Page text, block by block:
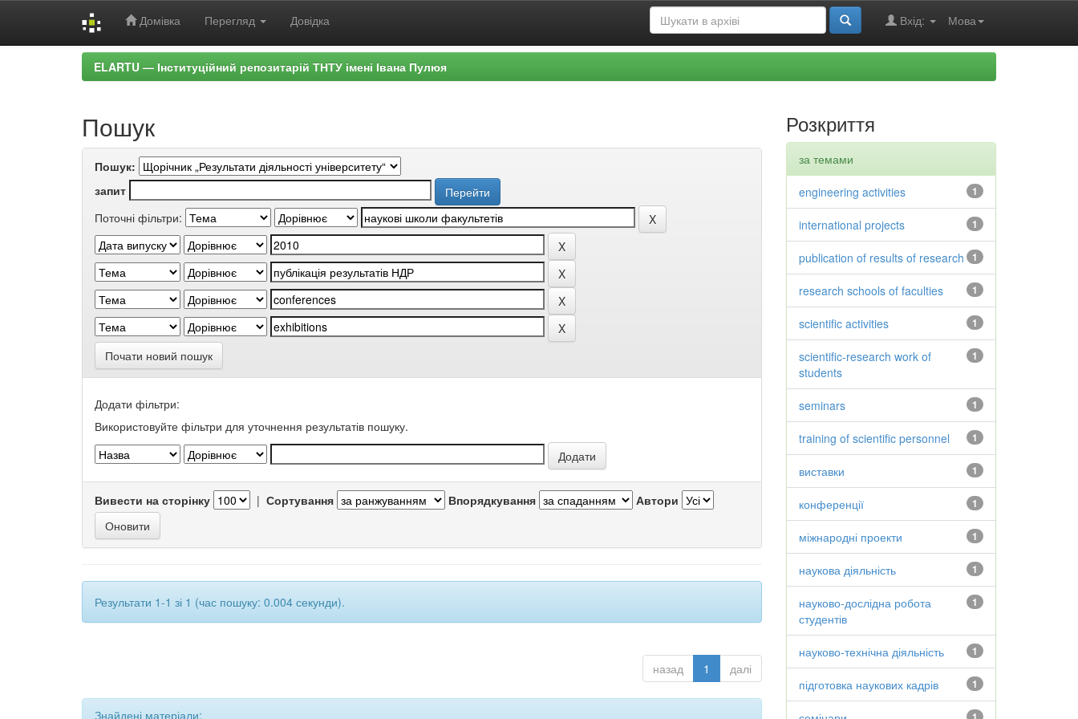
Домівка Перегляд Довідка Мова
Вхід:
ELARTU — Інституційний репозитарій ТНТУ імені Івана Пулюя
Пошук
Пошук:
запит
Поточні фільтри:
Почати новий пошук
Додати фільтри:
Використовуйте фільтри для уточнення результатів пошуку.
Вивести на сторінку | Сортування Впорядкування Автори
Результати 1-1 зі 1 (час пошуку: 0.004 секунди).
назад 1 далі
Знайдені матеріали:
Розкриття
за темами
1
engineering activities
1
international projects
1
publication of results of research
1
research schools of faculties
1
scientific activities
1
scientific-research work of
students
1
seminars
1
training of scientific personnel
1
виставки
1
конференції
1
міжнародні проекти
1
наукова діяльність
1
науково-дослідна робота
студентів
1
науково-технічна діяльність
1
підготовка наукових кадрів